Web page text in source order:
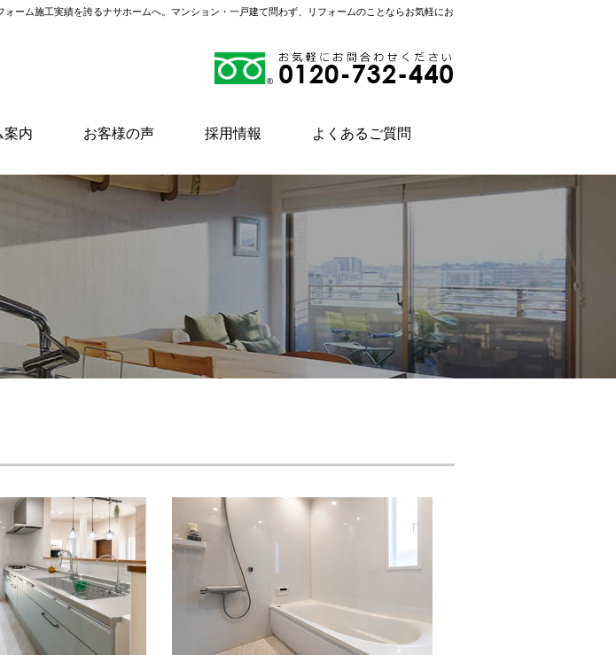
ーム施工実績を誇るナサホームへ。マンション・一戸建て問わず、リフォームのことならお気軽にお
案内 お客様の声 採用情報 よくあるご質問